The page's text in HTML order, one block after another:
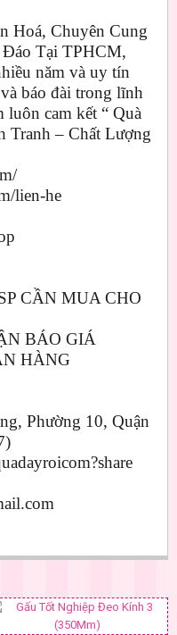
Hoá, Chuyên Cung
Tại TPHCM,
năm và uy tín
báo đài trong lĩnh
luôn cam kết “ Quà
Tranh – Chất Lượng
lien-he
CẦN MUACHO
BÁO GIÁ
HÀNG
Phường 10, Quận